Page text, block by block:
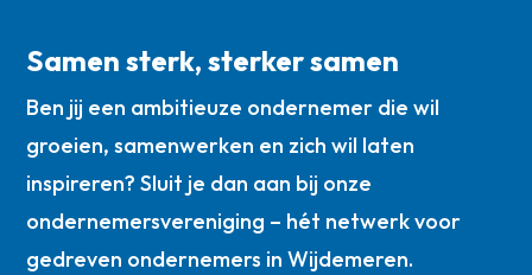
Samen sterk, sterker samen
Ben jij een ambitieuze ondernemer die wil
groeien, samenwerken en zich wil laten
inspireren? Sluit je dan aan bij onze
ondernemersvereniging – hét netwerk voor
gedreven ondernemers in Wijdemeren.